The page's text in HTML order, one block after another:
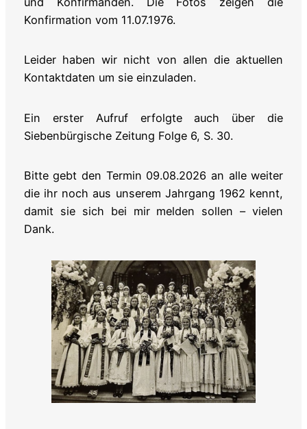
Konfirmation vom 11.07.1976.
Leider haben wir nicht von allen die aktuellen
Kontaktdaten um sie einzuladen.
Ein erster Aufruf erfolgte auch über die
Siebenbürgische Zeitung Folge 6, S. 30.
Bitte gebt den Termin 09.08.2026 an alle weiter
die ihr noch aus unserem Jahrgang 1962 kennt,
damit sie sich bei mir melden sollen – vielen
Dank.